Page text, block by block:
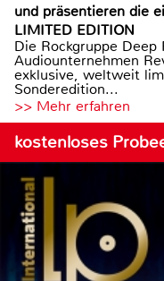
und präsentieren die
LIMITED EDITION
Die Rockgruppe Deep
Audiounternehmen
exklusive, weltweit
Sonderedition...
>> Mehr erfahren
kostenloses